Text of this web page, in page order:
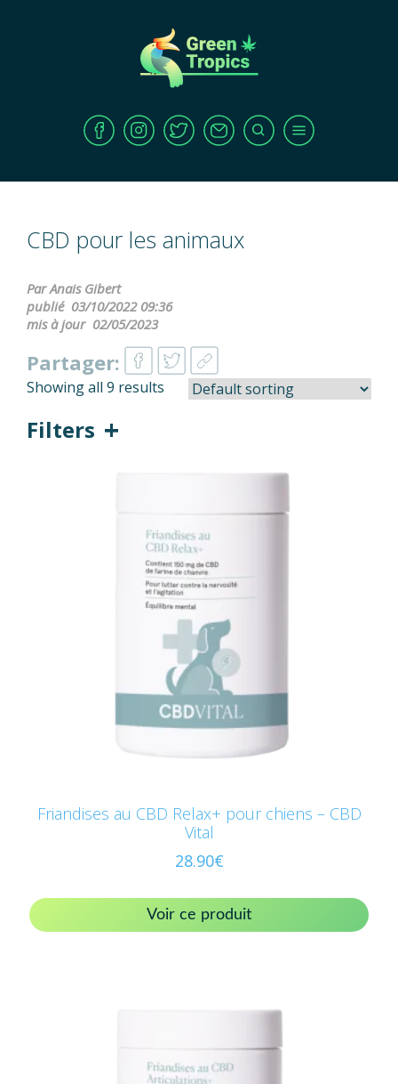
CBD pour les animaux
Par Anais Gibert
publié 03/10/2022 09:36
mis à jour 02/05/2023
Partager:
Showing all 9 results
Friandises au CBD Relax+ pour chiens – CBD
Vital
28.90€
Voir ce produit
Filters